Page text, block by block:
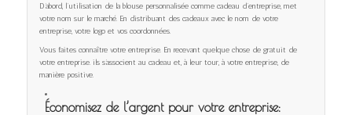
D’abord, l’utilisation de la blouse personnalisée comme cadeau d’entreprise, met
votre nom sur le marché. En distribuant des cadeaux avec le nom de votre
entreprise, votre logo et vos coordonnées.
Vous faites connaître votre entreprise. En recevant quelque chose de gratuit de
votre entreprise. ils s’associent au cadeau et, à leur tour, à votre entreprise, de
manière positive.
Économisez de l’argent pour votre entreprise: